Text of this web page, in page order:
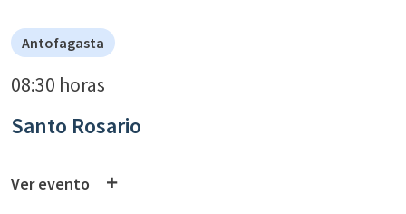
Antofagasta
08:30 horas
Santo Rosario
Ver evento